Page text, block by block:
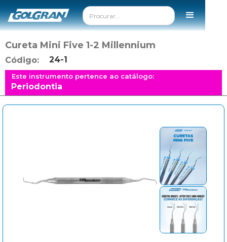
Cureta Mini Five 1-2 Millennium
Código: 24-1
Este instrumento pertence ao catálogo:
Periodontia